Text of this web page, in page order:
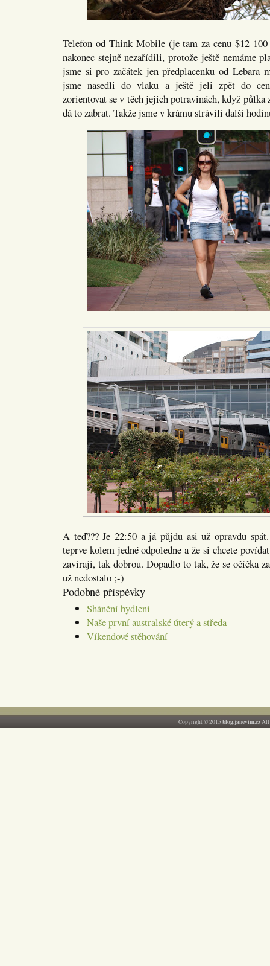
Telefon od Think Mobile (je tam za cenu $12
nakonec stejně nezařídili, protože ještě nemáme
jsme si pro začátek jen předplacenku od Lebara
jsme nasedli do vlaku a ještě jeli zpět do
zorientovat se v těch jejich potravinách, když půlka
dá to zabrat. Takže jsme v krámu strávili další
A teď??? Je 22:50 a já půjdu asi už opravdu
teprve kolem jedné odpoledne a že si chcete
zavírají, tak dobrou. Dopadlo to tak, že se očíčka
už nedostalo ;-)
Podobné příspěvky
Shánění bydlení
Naše první australské úterý a středa
Víkendové stěhování
Copyright © 2015 blog.janevim.czAll